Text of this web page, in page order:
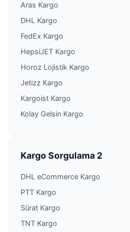
PTT Kargo Ankara Caddesi
Acenteliği
PTT Kargo Armağanevler
PTT Kargo Arnavutköy
PTT Kargo Arnavutköy Posta
PTT Kargo Atakent 2. Etap
PTT Kargo Ataköy 9.Kısım
PTT Kargo Ataköy-4 Şubesi
Aras Kargo
DHL Kargo
FedEx Kargo
HepsiJET Kargo
Horoz Lojistik Kargo
Jetizz Kargo
Kargoist Kargo
Kolay Gelsin Kargo
Kargo Sorgulama 2
DHL eCommerce Kargo
PTT Kargo
Sürat Kargo
TNT Kargo